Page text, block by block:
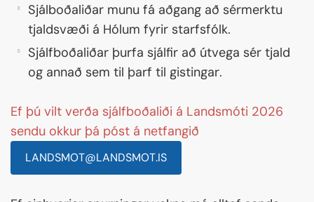
Sjálboðaliðar munu fá aðgang að sérmerktu
tjaldsvæði á Hólum fyrir starfsfólk.
Sjálfboðaliðar þurfa sjálfir að útvega sér tjald
og annað sem til þarf til gistingar.
Ef þú vilt verða sjálfboðaliði á Landsmóti 2026
sendu okkur þá póst á netfangið
LANDSMOT@LANDSMOT.IS